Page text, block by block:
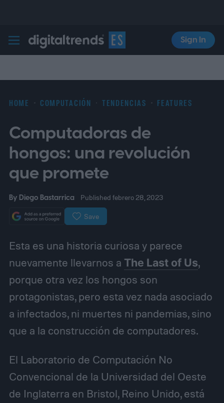
Digital Trends Español
Sign In
HOME COMPUTACIÓN TENDENCIAS FEATURES
Computadoras de
hongos: una revolución
que promete
By Diego Bastarrica Published febrero 28, 2023
Save
Esta es una historia curiosa y parece
nuevamente llevarnos a The Last of Us,
porque otra vez los hongos son
protagonistas, pero esta vez nada asociado
a infectados, ni muertes ni pandemias, sino
que a la construcción de computadores.
El Laboratorio de Computación No
Convencional de la Universidad del Oeste
de Inglaterra en Bristol, Reino Unido, está